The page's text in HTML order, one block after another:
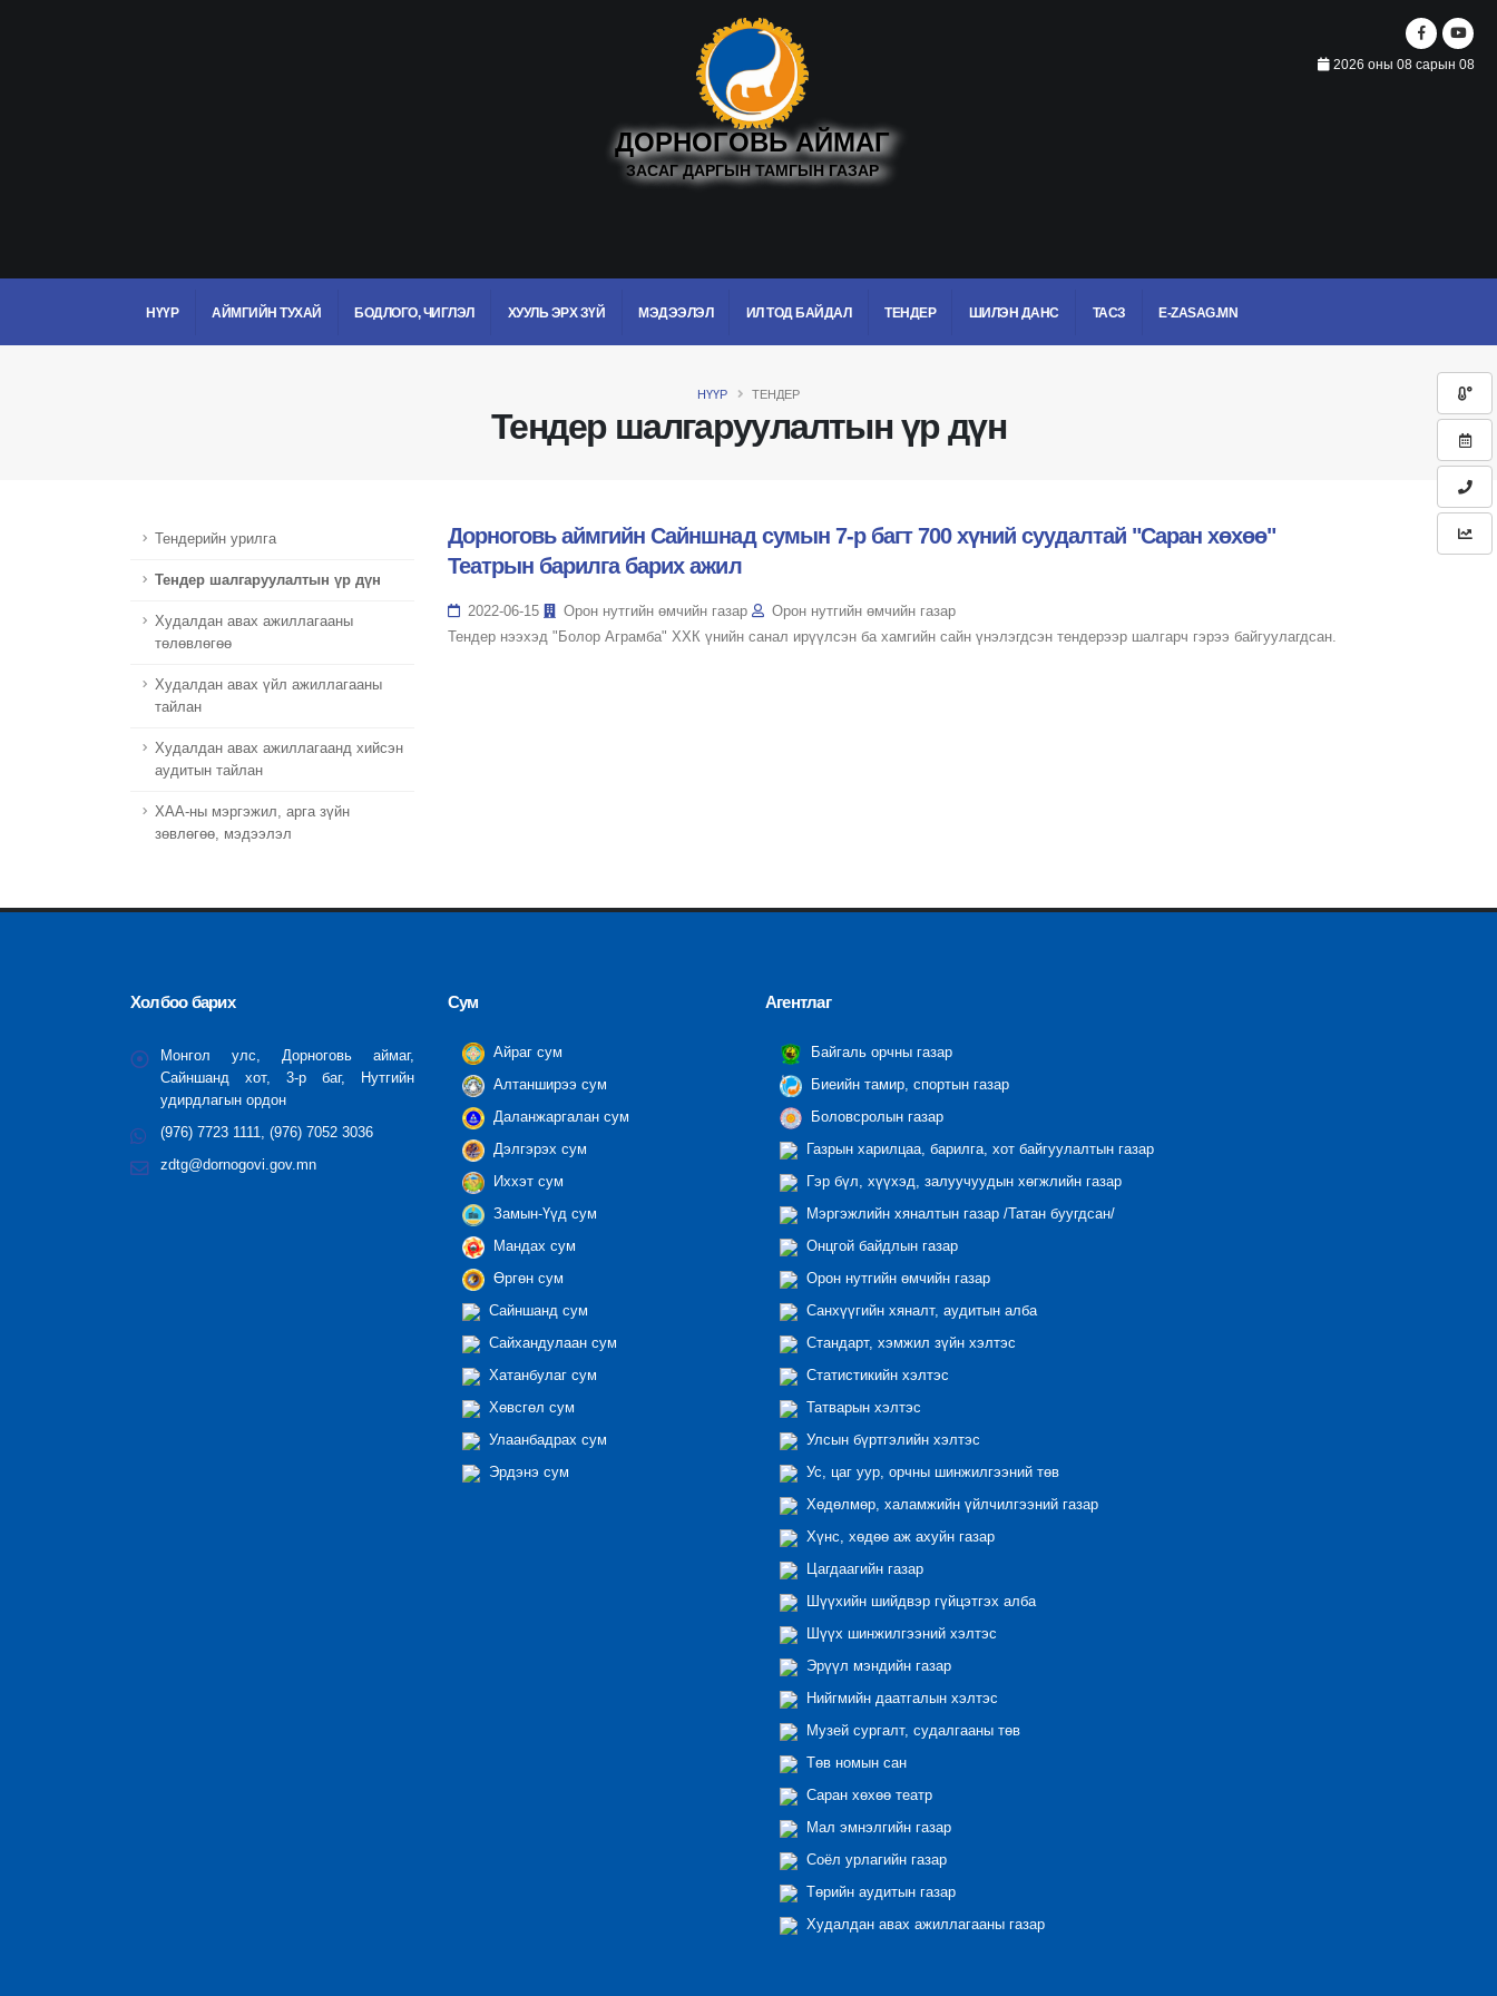
2026 оны 08 сарын 08
ДОРНОГОВЬ АЙМАГ
ЗАСАГ ДАРГЫН ТАМГЫН ГАЗАР
НҮҮР АЙМГИЙН ТУХАЙ БОДЛОГО, ЧИГЛЭЛ ХУУЛЬ ЭРХ ЗҮЙ МЭДЭЭЛЭЛ ИЛ ТОД БАЙДАЛ ТЕНДЕР ШИЛЭН ДАНС ТАСЗ E-ZASAG.MN
НҮҮР ТЕНДЕР
Тендер шалгаруулалтын үр дүн
Тендерийн урилга
Тендер шалгаруулалтын үр дүн
Худалдан авах ажиллагааны
төлөвлөгөө
Худалдан авах үйл ажиллагааны
тайлан
Худалдан авах ажиллагаанд хийсэн
аудитын тайлан
ХАА-ны мэргэжил, арга зүйн
зөвлөгөө, мэдээлэл
Дорноговь аймгийн Сайншнад сумын 7-р багт 700 хүний суудалтай "Саран хөхөө"
Театрын барилга барих ажил
2022-06-15 Орон нутгийн өмчийн газар Орон нутгийн өмчийн газар
Тендер нээхэд "Болор Аграмба" ХХК үнийн санал ирүүлсэн ба хамгийн сайн үнэлэгдсэн тендерээр шалгарч гэрээ байгуулагдсан.
Холбоо барих
Монгол улс, Дорноговь аймаг,
Сайншанд хот, 3-р баг, Нутгийн
удирдлагын ордон
(976) 7723 1111, (976) 7052 3036
zdtg@dornogovi.gov.mn
Сум
Айраг сум
Алтанширээ сум
Даланжаргалан сум
Дэлгэрэх сум
Иххэт сум
Замын-Үүд сум
Мандах сум
Өргөн сум
Сайншанд сум
Сайхандулаан сум
Хатанбулаг сум
Хөвсгөл сум
Улаанбадрах сум
Эрдэнэ сум
Агентлаг
Байгаль орчны газар
Биеийн тамир, спортын газар
Боловсролын газар
Газрын харилцаа, барилга, хот байгуулалтын газар
Гэр бүл, хүүхэд, залуучуудын хөгжлийн газар
Мэргэжлийн хяналтын газар /Татан буугдсан/
Онцгой байдлын газар
Орон нутгийн өмчийн газар
Санхүүгийн хяналт, аудитын алба
Стандарт, хэмжил зүйн хэлтэс
Статистикийн хэлтэс
Татварын хэлтэс
Улсын бүртгэлийн хэлтэс
Ус, цаг уур, орчны шинжилгээний төв
Хөдөлмөр, халамжийн үйлчилгээний газар
Хүнс, хөдөө аж ахуйн газар
Цагдаагийн газар
Шүүхийн шийдвэр гүйцэтгэх алба
Шүүх шинжилгээний хэлтэс
Эрүүл мэндийн газар
Нийгмийн даатгалын хэлтэс
Музей сургалт, судалгааны төв
Төв номын сан
Саран хөхөө театр
Мал эмнэлгийн газар
Соёл урлагийн газар
Төрийн аудитын газар
Худалдан авах ажиллагааны газар